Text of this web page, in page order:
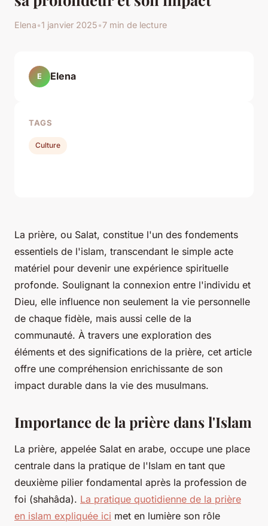
Elena•1 janvier 2025•7 min de lecture
La prière, ou Salat, constitue l'un des fondements
essentiels de l'islam, transcendant le simple acte
matériel pour devenir une expérience spirituelle
profonde. Soulignant la connexion entre l'individu et
Dieu, elle influence non seulement la vie personnelle
de chaque fidèle, mais aussi celle de la
communauté. À travers une exploration des
éléments et des significations de la prière, cet article
offre une compréhension enrichissante de son
impact durable dans la vie des musulmans.
Importance de la prière dans l'Islam
La prière, appelée Salat en arabe, occupe une place
centrale dans la pratique de l'Islam en tant que
deuxième pilier fondamental après la profession de
foi (shahâda). La pratique quotidienne de la prière
en islam expliquée ici met en lumière son rôle
E Elena
TAGS
Culture